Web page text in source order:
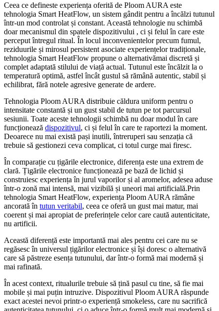
Ceea ce defineste experiența oferită de Ploom AURA este
tehnologia Smart HeatFlow, un sistem gândit pentru a încălzi tutunul
într-un mod controlat și constant. Această tehnologie nu schimbă
doar mecanismul din spatele dispozitivului , ci și felul în care este
perceput întregul ritual. În locul inconvenientelor precum fumul,
reziduurile și mirosul persistent asociate experiențelor tradiționale,
tehnologia Smart HeatFlow propune o alternativămai discretă și
complet adaptată stilului de viață actual. Tutunul este încălzit la o
temperatură optimă, astfel încât gustul să rămână autentic, stabil și
echilibrat, fără notele agresive generate de ardere.
Tehnologia Ploom AURA distribuie căldura uniform pentru o
intensitate constantă și un gust stabil de tutun pe tot parcursul
sesiunii. Toate aceste tehnologii schimbă nu doar modul în care
funcționează dispozitivul, ci și felul în care te raportezi la moment.
Deoarece nu mai există pași inutili, întreruperi sau senzația că
trebuie să gestionezi ceva complicat, ci totul curge mai firesc.
În comparație cu țigările electronice, diferența este una extrem de
clară. Țigările electronice funcționează pe bază de lichid și
construiesc experiența în jurul vaporilor și al aromelor, adesea aduse
într-o zonă mai intensă, mai vizibilă și uneori mai artificială.Prin
tehnologia Smart HeatFlow, experiența Ploom AURA rămâne
ancorată în tutun veritabil, ceea ce oferă un gust mai matur, mai
coerent și mai apropiat de preferințele celor care caută autenticitate,
nu artificii.
Această diferență este importantă mai ales pentru cei care nu se
regăsesc în universul țigărilor electronice și își doresc o alternativă
care să păstreze esența tutunului, dar într-o formă mai modernă și
mai rafinată.
În acest context, ritualurile trebuie să țină pasul cu tine, să fie mai
mobile și mai puțin intruzive. Dispozitivul Ploom AURA răspunde
exact acestei nevoi printr-o experiență smokeless, care nu sacrifică